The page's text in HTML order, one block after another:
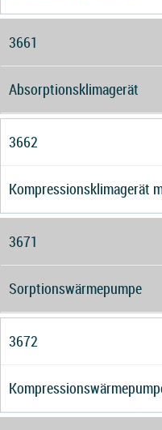
3661
Absorptionsklimagerät
3662
Kompressionsklimagerät
3671
Sorptionswärmepumpe
3672